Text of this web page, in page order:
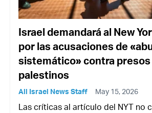
Israel demandará al New
por las acusaciones de
sistemático» contra presos
palestinos
All Israel News Staff May 15, 2026
Las críticas al artículo del NYT no